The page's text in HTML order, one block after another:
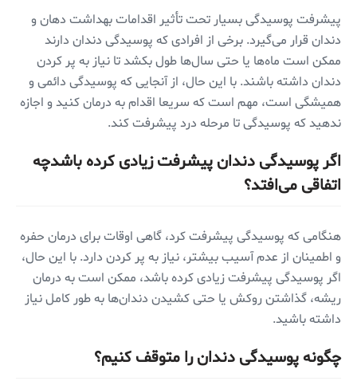
پیشرفت پوسیدگی بسیار تحت تأثیر اقدامات بهداشت دهان و
دندان قرار می‌گیرد. برخی از افرادی که پوسیدگی دندان دارند
ممکن است ماه‌ها یا حتی سال‌ها طول بکشد تا نیاز به پر کردن
دندان داشته باشند. با این حال، از آنجایی که پوسیدگی دائمی و
همیشگی است، مهم است که سریعا اقدام به درمان کنید و اجازه
ندهید که پوسیدگی تا مرحله درد پیشرفت کند.
اگر پوسیدگی دندان پیشرفت زیادی کرده باشدچه
اتفاقی می‌افتد؟
هنگامی که پوسیدگی پیشرفت کرد، گاهی اوقات برای درمان حفره
و اطمینان از عدم آسیب بیشتر، نیاز به پر کردن دارد. با این حال،
اگر پوسیدگی پیشرفت زیادی کرده باشد، ممکن است به درمان
ریشه، گذاشتن روکش یا حتی کشیدن دندان‌ها به طور کامل نیاز
داشته باشید.
چگونه پوسیدگی دندان را متوقف کنیم؟